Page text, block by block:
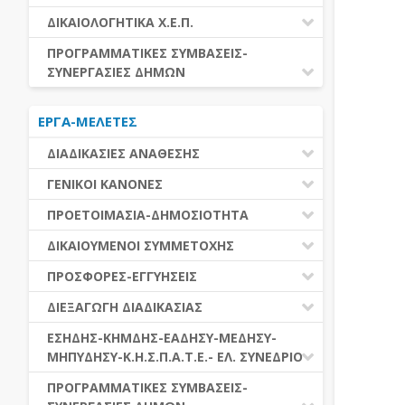
ΕΚΤΕΛΕΣΗ ΥΠΗΡΕΣΙΩΝ
ΕΚΤΕΛΕΣΗ ΠΡΟΜΗΘΕΙΩΝ
ΕΑΑΔΗΣΥ
ΕΑΔΗΣΥ
ΕΛ.ΣΥΝΕΔΡΙΟ
ΕΣΗΔΗΣ
ΔΙΚΑΙΟΛΟΓΗΤΙΚΑ Χ.Ε.Π.
ΔΙΚΑΙΟΛΟΓΗΤΙΚΑ Χ.Ε.Π.
ΠΡΟΓΡΑΜΜΑΤΙΚΕΣ ΣΥΜΒΑΣΕΙΣ-
ΣΥΝΕΡΓΑΣΙΕΣ ΔΗΜΩΝ
ΔΙΕΘΝΕΣ ΚΑΙ ΕΥΡΩΠΑΙΚΟ ΕΠΙΠΕΔΟ
ΠΡΟΓΡΑΜΜΑΤΙΚΕΣ ΣΥΜΒΑΣΕΙΣ
ΕΡΓΑ-ΜΕΛΕΤΕΣ
ΔΙΑΔΙΚΑΣΙΕΣ ΑΝΑΘΕΣΗΣ
ΔΙΑΔΙΚΑΣΙΕΣ ΑΝΑΘΕΣΗΣ
ΣΥΓΚΕΝΤΡΩΤΙΚΕΣ ΔΙΑΔΙΚΑΣΙΕΣ
ΑΝΑΘΕΣΗΣ
ΠΙΝΑΚΕΣ ΔΗΜΟΣΝΕΤ
ΓΕΝΙΚΟΙ ΚΑΝΟΝΕΣ
ΠΕΔΙΟ ΕΦΑΡΜΟΓΗΣ-ΕΝΑΡΞΗ ΙΣΧΥΟΣ
ΗΛΕΚΤΡΟΝΙΚΑ ΜΕΣΑ
ΓΕΝΙΚΕΣ ΑΡΧΕΣ ΚΑΙ ΚΑΝΟΝΕΣ
ΑΞΙΑ ΣΥΜΒΑΣΗΣ
ΕΙΔΗ ΣΥΜΒΑΣΕΩΝ
ΔΙΑΦΟΡΑ
ΠΡΟΕΤΟΙΜΑΣΙΑ-ΔΗΜΟΣΙΟΤΗΤΑ
ΓΝΩΜΟΔΟΤΙΚΑ ΟΡΓΑΝΑ-ΕΠΙΤΡΟΠΕΣ
ΠΡΟΕΤΟΙΜΑΣΙΑ
ΕΓΓΡΑΦΑ ΤΗΣ ΣΥΜΒΑΣΗΣ
ΔΗΜΟΣΙΕΥΣΕΙΣ
ΕΝΑΡΞΗ-ΠΡΟΘΕΣΜΙΕΣ
ΔΙΚΑΙΟΥΜΕΝΟΙ ΣΥΜΜΕΤΟΧΗΣ
ΔΙΚΑΙΟΥΜΕΝΟΙ ΣΥΜΜΕΤΟΧΗΣ
ΚΡΙΤΗΡΙΑ ΕΠΙΛΟΓΗΣ
ΛΟΓΟΙ ΑΠΟΚΛΕΙΣΜΟΥ
ΔΙΚΑΙΟΛΟΓΗΤΙΚΑ ΛΟΓΩΝ
ΑΠΟΚΛΕΙΣΜΟΥ & ΚΡΙΤΗΡΙΩΝ
ΕΠΙΛΟΓΗΣ
ΕΕΕΣ
ΠΡΟΣΦΟΡΕΣ-ΕΓΓΥΗΣΕΙΣ
ΕΓΓΥΗΣΕΙΣ
ΠΡΟΣΦΟΡΕΣ
ΔΙΕΞΑΓΩΓΗ ΔΙΑΔΙΚΑΣΙΑΣ
ΑΞΙΟΛΟΓΗΣΗ ΚΑΙ ΑΝΑΘΕΣΗ
ΑΠΟΤΕΛΕΣΜΑ ΔΙΑΔΙΚΑΣΙΑΣ
ΠΡΟΣΦΥΓΕΣ-ΕΝΣΤΑΣΕΙΣ
ΕΣΗΔΗΣ-ΚΗΜΔΗΣ-ΕΑΔΗΣΥ-ΜΕΔΗΣΥ-
ΜΗΠΥΔΗΣΥ-Κ.Η.Σ.Π.Α.Τ.Ε.- ΕΛ. ΣΥΝΕΔΡΙΟ
ΕΑΑΔΗΣΥ
ΠΡΟΓΡΑΜΜΑΤΙΚΕΣ ΣΥΜΒΑΣΕΙΣ-